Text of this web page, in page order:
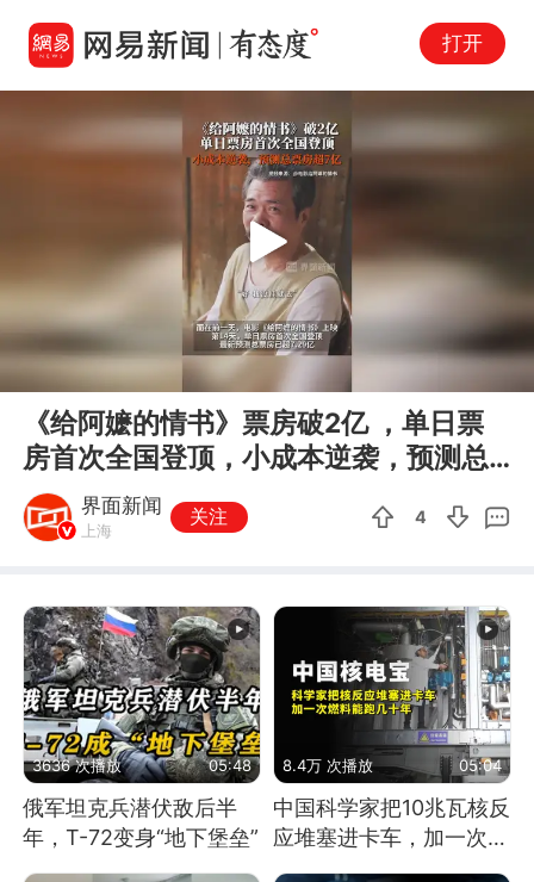
打开
Play
《给阿嬷的情书》票房破2亿 ，单日票
房首次全国登顶，小成本逆袭，预测总
票房超7亿
界面新闻
上海
关注 4
3636 次播放 05:48
俄军坦克兵潜伏敌后半
年，T-72变身“地下堡垒”
8.4万 次播放 05:04
中国科学家把10兆瓦核反
应堆塞进卡车，加一次燃
料能跑几十年